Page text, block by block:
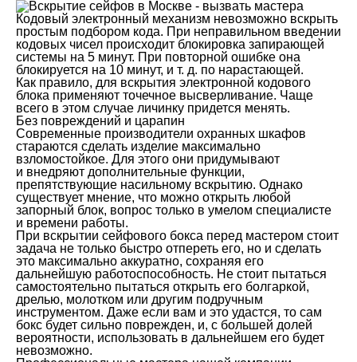
Кодовый электронный механизм невозможно вскрыть
простым подбором кода. При неправильном введении
кодовых чисел происходит блокировка запирающей
системы на 5 минут. При повторной ошибке она
блокируется на 10 минут, и т. д. по нарастающей.
Как правило, для вскрытия электронной кодового
блока применяют точечное высверливание. Чаще
всего в этом случае личинку придется менять.
Без повреждений и царапин
Современные производители охранных шкафов
стараются сделать изделие максимально
взломостойкое. Для этого они придумывают
и внедряют дополнительные функции,
препятствующие насильному вскрытию. Однако
существует мнение, что можно открыть любой
запорный блок, вопрос только в умелом специалисте
и времени работы.
При вскрытии сейфового бокса перед мастером стоит
задача не только быстро отпереть его, но и сделать
это максимально аккуратно, сохраняя его
дальнейшую работоспособность. Не стоит пытаться
самостоятельно пытаться открыть его болгаркой,
дрелью, молотком или другим подручным
инструментом. Даже если вам и это удастся, то сам
бокс будет сильно поврежден, и, с большей долей
вероятности, использовать в дальнейшем его будет
невозможно.